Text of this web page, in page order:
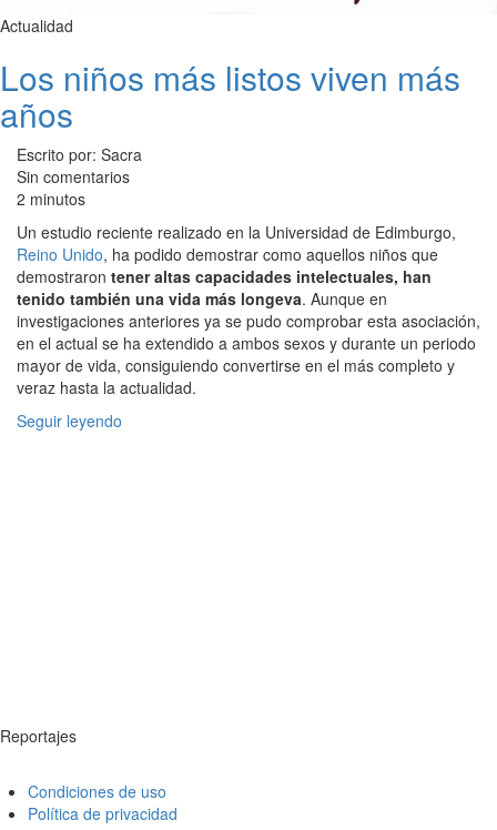
Actualidad
Los niños más listos viven más
años
Escrito por: Sacra
Sin comentarios
2 minutos
Un estudio reciente realizado en la Universidad de Edimburgo,
Reino Unido, ha podido demostrar como aquellos niños que
demostraron tener altas capacidades intelectuales, han
tenido también una vida más longeva. Aunque en
investigaciones anteriores ya se pudo comprobar esta asociación,
en el actual se ha extendido a ambos sexos y durante un periodo
mayor de vida, consiguiendo convertirse en el más completo y
veraz hasta la actualidad.
Seguir leyendo
Reportajes
Condiciones de uso
Política de privacidad